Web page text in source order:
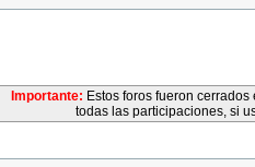
Importante: Estos foros fueron
todas las participaciones, si